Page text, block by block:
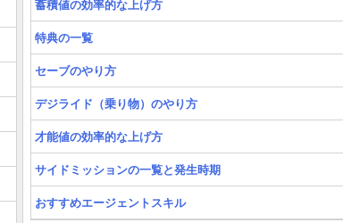
蓄積値の効率的な上げ方
特典の一覧
セーブのやり方
デジライド（乗り物）のやり方
才能値の効率的な上げ方
サイドミッションの一覧と発生時期
おすすめエージェントスキル